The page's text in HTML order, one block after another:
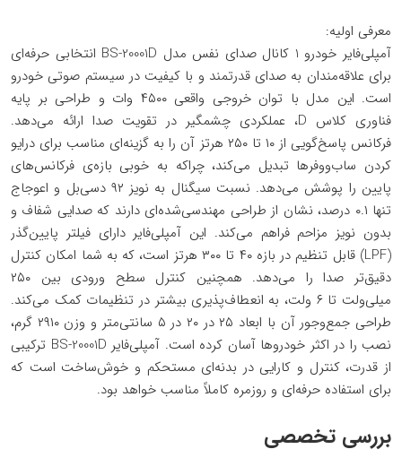
معرفی اولیه:
آمپلی‌فایر خودرو 1 کانال صدای نفس مدل BS-20001D انتخابی حرفه‌ای
برای علاقه‌مندان به صدای قدرتمند و با کیفیت در سیستم صوتی خودرو
است. این مدل با توان خروجی واقعی ۴۵۰۰ وات و طراحی بر پایه
فناوری کلاس D، عملکردی چشمگیر در تقویت صدا ارائه می‌دهد.
فرکانس پاسخ‌گویی از ۱۰ تا ۲۵۰ هرتز آن را به گزینه‌ای مناسب برای درایو
کردن ساب‌ووفرها تبدیل می‌کند، چراکه به خوبی بازه‌ی فرکانس‌های
پایین را پوشش می‌دهد. نسبت سیگنال به نویز ۹۲ دسی‌بل و اعوجاج
تنها ۰.۱ درصد، نشان از طراحی مهندسی‌شده‌ای دارند که صدایی شفاف و
بدون نویز مزاحم فراهم می‌کند. این آمپلی‌فایر دارای فیلتر پایین‌گذر
(LPF) قابل تنظیم در بازه ۴۰ تا ۳۰۰ هرتز است، که به شما امکان کنترل
دقیق‌تر صدا را می‌دهد. همچنین کنترل سطح ورودی بین ۲۵۰
میلی‌ولت تا ۶ ولت، به انعطاف‌پذیری بیشتر در تنظیمات کمک می‌کند.
طراحی جمع‌وجور آن با ابعاد ۲۵ در ۲۰ در ۵ سانتی‌متر و وزن ۲۹۱۰ گرم،
نصب را در اکثر خودروها آسان کرده است. آمپلی‌فایر BS-20001D ترکیبی
از قدرت، کنترل و کارایی در بدنه‌ای مستحکم و خوش‌ساخت است که
برای استفاده حرفه‌ای و روزمره کاملاً مناسب خواهد بود.
بررسی تخصصی